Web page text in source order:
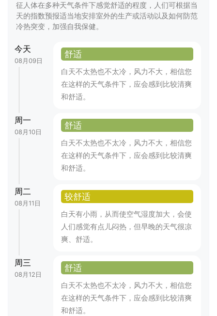
征人体在多种天气条件下感觉舒适的程度，人们可根据当
天的指数预报适当地安排室外的生产或活动以及如何防范
冷热突变，加强自我保健。
今天
08月09日
舒适
白天不太热也不太冷，风力不大，相信您
在这样的天气条件下，应会感到比较清爽
和舒适。
周一
08月10日
舒适
白天不太热也不太冷，风力不大，相信您
在这样的天气条件下，应会感到比较清爽
和舒适。
周二
08月11日
较舒适
白天有小雨，从而使空气湿度加大，会使
人们感觉有点儿闷热，但早晚的天气很凉
爽、舒适。
周三
08月12日
舒适
白天不太热也不太冷，风力不大，相信您
在这样的天气条件下，应会感到比较清爽
和舒适。